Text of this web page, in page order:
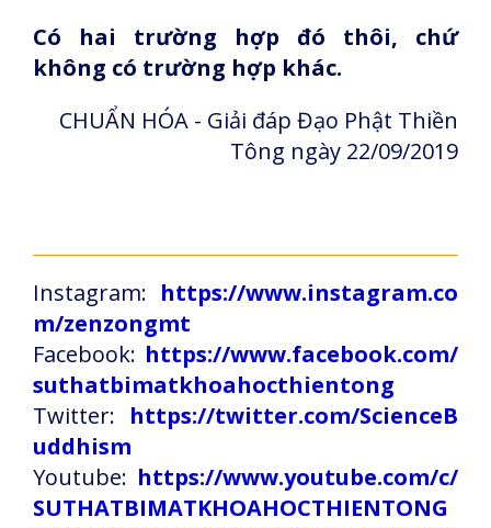
Có hai trường hợp đó thôi, chứ
không có trường hợp khác.
CHUẨN HÓA - Giải đáp Đạo Phật Thiền
Tông ngày 22/09/2019
Instagram: https://www.instagram.co
m/zenzongmt
Facebook: https://www.facebook.com/
suthatbimatkhoahocthientong
Twitter: https://twitter.com/ScienceB
uddhism
Youtube: https://www.youtube.com/c/
SUTHATBIMATKHOAHOCTHIENTONG